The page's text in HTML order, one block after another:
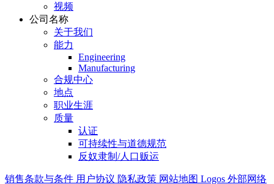
视频
公司名称
关于我们
能力
Engineering
Manufacturing
合规中心
地点
职业生涯
质量
认证
可持续性与道德规范
反奴隶制/人口贩运
销售条款与条件 用户协议 隐私政策 网站地图 Logos 外部网络